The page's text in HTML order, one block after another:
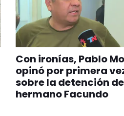
Con ironías, Pablo
opinó por primera
sobre la detención
hermano Facundo